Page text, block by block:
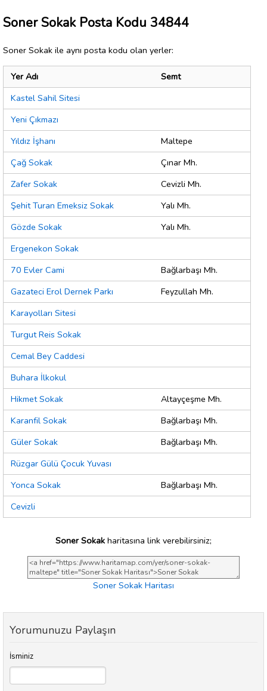
Soner Sokak Posta Kodu 34844
Soner Sokak ile aynı posta kodu olan yerler:
Yer Adı
Semt
Kastel Sahil Sitesi
Yeni Çıkmazı
Yıldız İşhanı
Maltepe
Çağ Sokak
Çınar Mh.
Zafer Sokak
Cevizli Mh.
Şehit Turan Emeksiz Sokak
Yalı Mh.
Gözde Sokak
Yalı Mh.
Ergenekon Sokak
70 Evler Cami
Bağlarbaşı Mh.
Gazateci Erol Dernek Parkı
Feyzullah Mh.
Karayolları Sitesi
Turgut Reis Sokak
Cemal Bey Caddesi
Buhara İlkokul
Hikmet Sokak
Altayçeşme Mh.
Karanfil Sokak
Bağlarbaşı Mh.
Güler Sokak
Bağlarbaşı Mh.
Rüzgar Gülü Çocuk Yuvası
Yonca Sokak
Bağlarbaşı Mh.
Cevizli
Soner Sokak haritasına link verebilirsiniz;
Soner Sokak Haritası
Yorumunuzu Paylaşın
İsminiz